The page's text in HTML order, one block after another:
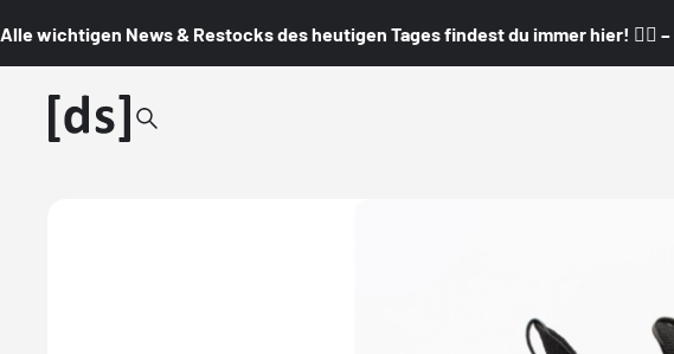
Alle wichtigen News & Restocks des heutigen Tages findest du immer hier! 👇🏼 –